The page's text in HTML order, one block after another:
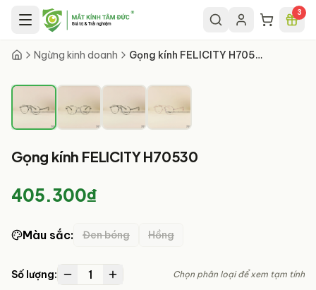
Chuyển đến nội dung chính 3
Ngừng kinh doanh Gọng kính FELICITY H70530
Gọng kính FELICITY H70530
405.300₫
Màu sắc: Đen bóng Hồng
Số lượng: 1 Chọn phân loại để xem tạm tính